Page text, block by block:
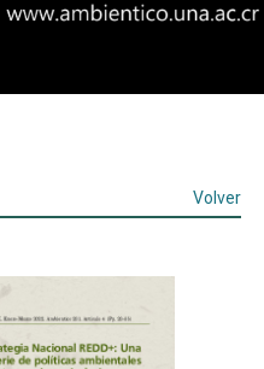
Volver